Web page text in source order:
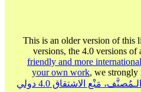
This is an older version of this
versions, the 4.0 versions of
friendly and more
your own work, we strongly